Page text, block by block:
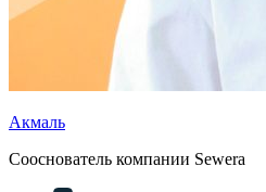
Акмаль
Сооснователь компании Sewera